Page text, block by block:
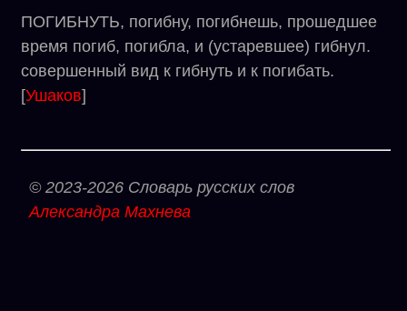
ПОГИБНУТЬ, погибну, погибнешь, прошедшее
время погиб, погибла, и (устаревшее) гибнул.
совершенный вид к гибнуть и к погибать.
[Ушаков]
© 2023-2026 Словарь русских слов
Александра Махнева